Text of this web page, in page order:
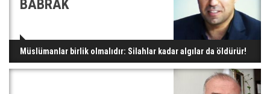
BABRAK
Müslümanlar birlik olmalıdır: Silahlar kadar algılar da öldürür!